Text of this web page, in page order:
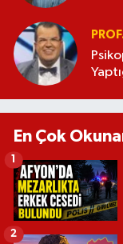
En Çok
1
2